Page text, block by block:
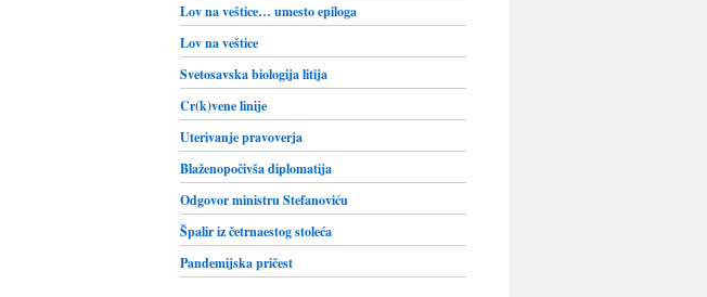
Lov na veštice… umesto epiloga
Lov na veštice
Svetosavska biologija litija
Cr(k)vene linije
Uterivanje pravoverja
Blaženopočivša diplomatija
Odgovor ministru Stefanoviću
Špalir iz četrnaestog stoleća
Pandemijska pričest